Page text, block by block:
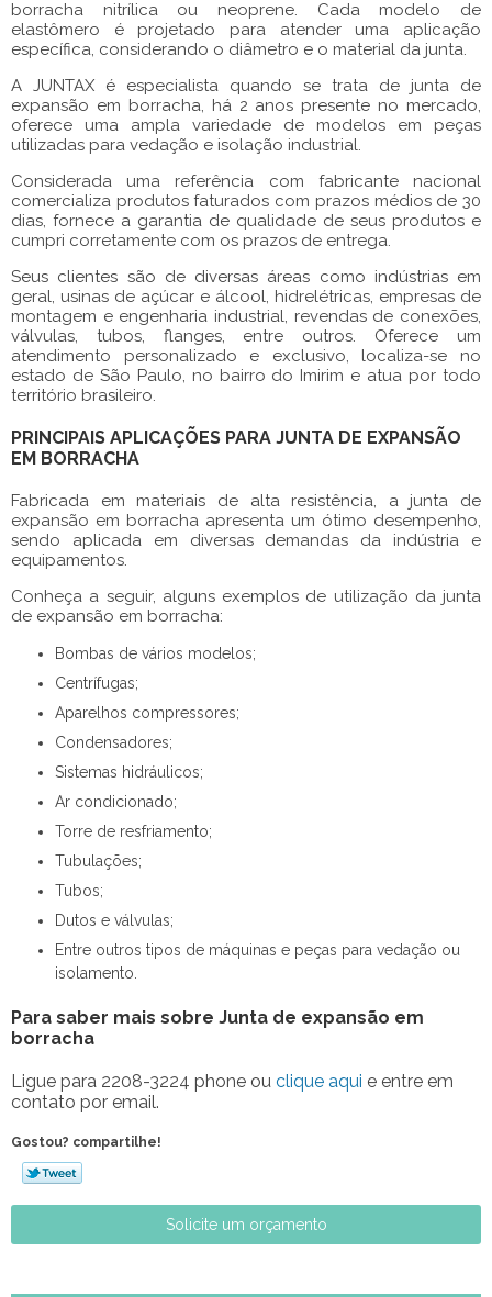
borracha nitrílica ou neoprene. Cada modelo de
elastômero é projetado para atender uma aplicação
específica, considerando o diâmetro e o material da junta.
A JUNTAX é especialista quando se trata de junta de
expansão em borracha, há 2 anos presente no mercado,
oferece uma ampla variedade de modelos em peças
utilizadas para vedação e isolação industrial.
Considerada uma referência com fabricante nacional
comercializa produtos faturados com prazos médios de 30
dias, fornece a garantia de qualidade de seus produtos e
cumpri corretamente com os prazos de entrega.
Seus clientes são de diversas áreas como indústrias em
geral, usinas de açúcar e álcool, hidrelétricas, empresas de
montagem e engenharia industrial, revendas de conexões,
válvulas, tubos, flanges, entre outros. Oferece um
atendimento personalizado e exclusivo, localiza-se no
estado de São Paulo, no bairro do Imirim e atua por todo
território brasileiro.
PRINCIPAIS APLICAÇÕES PARA JUNTA DE EXPANSÃO
EM BORRACHA
Fabricada em materiais de alta resistência, a junta de
expansão em borracha apresenta um ótimo desempenho,
sendo aplicada em diversas demandas da indústria e
equipamentos.
Conheça a seguir, alguns exemplos de utilização da junta
de expansão em borracha:
Bombas de vários modelos;
Centrífugas;
Aparelhos compressores;
Condensadores;
Sistemas hidráulicos;
Ar condicionado;
Torre de resfriamento;
Tubulações;
Tubos;
Dutos e válvulas;
Entre outros tipos de máquinas e peças para vedação ou
isolamento.
Para saber mais sobre Junta de expansão em
borracha
Ligue para 2208-3224 phone ou clique aqui e entre em
contato por email.
Gostou? compartilhe!
Solicite um orçamento